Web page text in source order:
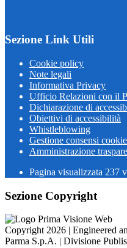
Sezione Link Utili
Cookie policy
Note legali
Informativa Privacy
Ufficio Relazioni con il
Dichiarazione di
Obiettivi di accessibilità
Whistleblowing
Gestione consensi cookie
Amministrazione
Pagina visualizzata 237
Sezione Copyright
Copyright 2026 | Engineered
Parma S.p.A. | Divisione